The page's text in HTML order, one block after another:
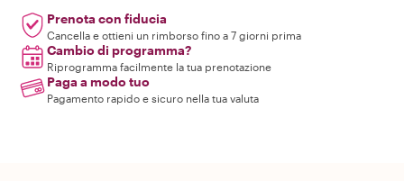
Prenota con fiducia
Cancella e ottieni un rimborso fino a 7 giorni prima
Cambio di programma?
Riprogramma facilmente la tua prenotazione
Paga a modo tuo
Pagamento rapido e sicuro nella tua valuta